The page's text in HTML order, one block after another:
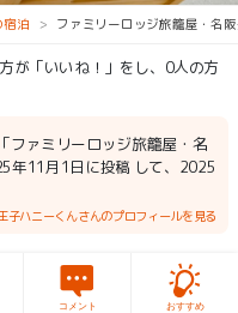
宿泊 ファミリーロッジ旅籠屋・名
が「いいね！」をし、0人の方
ファミリーロッジ旅籠屋・名
年11月1日に投稿 して、2025
子ハニーくんさんのプロフィールを見る
コメント おすすめ